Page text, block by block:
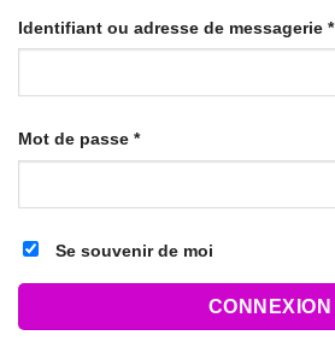
Identifiant ou adresse de messagerie *
Mot de passe *
Se souvenir de moi
CONNEXION